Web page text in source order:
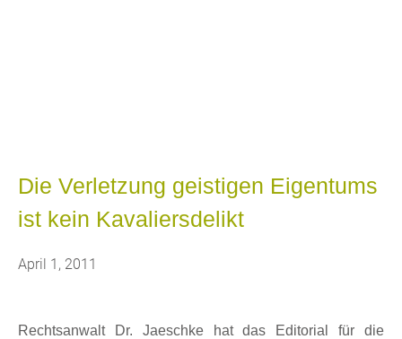
Die Verletzung geistigen Eigentums
ist kein Kavaliersdelikt
April 1, 2011
Rechtsanwalt Dr. Jaeschke hat das Editorial für die